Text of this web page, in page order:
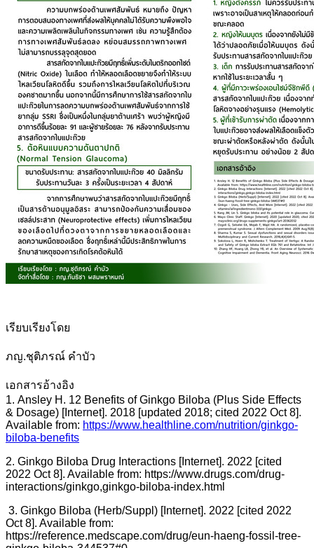
เรียบเรียงโดย
ภญ.ชุติภรณ์ คำบัว
เอกสารอ้างอิง
1. Ansley H. 12 Benefits of Ginkgo Biloba (Plus Side Effects
& Dosage) [Internet]. 2018 [updated 2018; cited 2022 Oct 8].
Available from: https://www.healthline.com/nutrition/ginkgo-
biloba-benefits
2. Ginkgo Biloba Drug Interactions [Internet]. 2022 [cited
2022 Oct 8]. Available from: https://www.drugs.com/drug-
interactions/ginkgo,ginkgo-biloba-index.html
3. Ginkgo Biloba (Herb/Suppl) [Internet]. 2022 [cited 2022
Oct 8]. Available from:
https://reference.medscape.com/drug/eun-haeng-fossil-tree-